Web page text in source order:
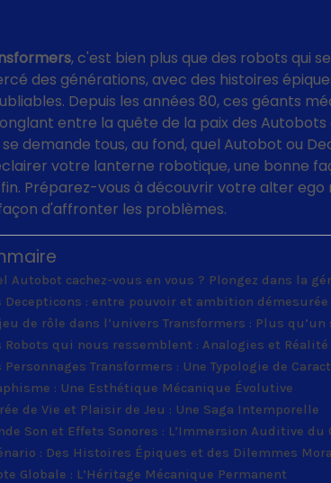
, c'est bien plus que des robots qui
des générations, avec des histoires
Depuis les années 80, ces géants
entre la quête de la paix des
demande tous, au fond, quel Autobot ou
votre lanterne robotique, une bonne
Préparez-vous à découvrir votre alter ego
d'affronter les problèmes.
Autobot cachez-vous en vous ? Plongez dans la
Decepticons : entre pouvoir et ambition démesurée
de rôle dans l’univers Transformers : Plus qu’un
Robots qui nous ressemblent : Analogies et Réalité
Personnages Transformers : Une Typologie de
: Une Esthétique Mécanique Évolutive
de Vie et Plaisir de Jeu : Une Saga Intemporelle
Son et Effets Sonores : L’Immersion Auditive du
: Des Histoires Épiques et des Dilemmes
Globale : L’Héritage Mécanique Permanent